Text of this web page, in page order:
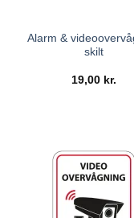
Alarm &
skilt
19,00 kr.